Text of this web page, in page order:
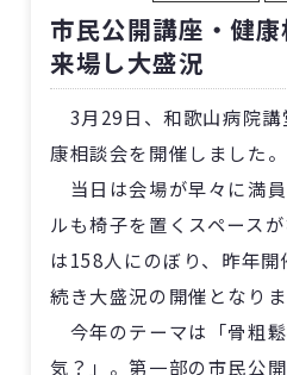
市民公開講座・健
来場し大盛況
3月29日、和歌山病院講
康相談会を開催しました。
当日は会場が早々に満
ルも椅子を置くスペース
は158人にのぼり、昨年
続き大盛況の開催となりま
今年のテーマは「骨粗
気？」。第一部の市民公